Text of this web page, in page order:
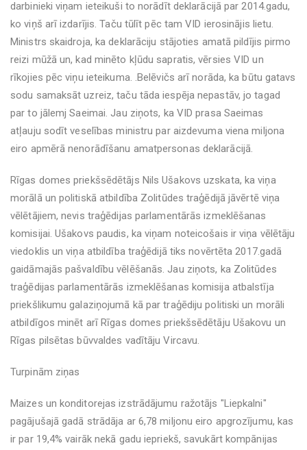
darbinieki viņam ieteikuši to norādīt deklarācijā par 2014.gadu,
ko viņš arī izdarījis. Taču tūlīt pēc tam VID ierosinājis lietu.
Ministrs skaidroja, ka deklarāciju stājoties amatā pildījis pirmo
reizi mūžā un, kad minēto kļūdu sapratis, vērsies VID un
rīkojies pēc viņu ieteikuma. .Belēvičs arī norāda, ka būtu gatavs
sodu samaksāt uzreiz, taču tāda iespēja nepastāv, jo tagad
par to jālemj Saeimai. Jau ziņots, ka VID prasa Saeimas
atļauju sodīt veselības ministru par aizdevuma viena miljona
eiro apmērā nenorādīšanu amatpersonas deklarācijā.
Rīgas domes priekšsēdētājs Nils Ušakovs uzskata, ka viņa
morālā un politiskā atbildība Zolitūdes traģēdijā jāvērtē viņa
vēlētājiem, nevis traģēdijas parlamentārās izmeklēšanas
komisijai. Ušakovs paudis, ka viņam noteicošais ir viņa vēlētāju
viedoklis un viņa atbildība traģēdijā tiks novērtēta 2017.gadā
gaidāmajās pašvaldību vēlēšanās. Jau ziņots, ka Zolitūdes
traģēdijas parlamentārās izmeklēšanas komisija atbalstīja
priekšlikumu galaziņojumā kā par traģēdiju politiski un morāli
atbildīgos minēt arī Rīgas domes priekšsēdētāju Ušakovu un
Rīgas pilsētas būvvaldes vadītāju Vircavu.
Turpinām ziņas
Maizes un konditorejas izstrādājumu ražotājs "Liepkalni"
pagājušajā gadā strādāja ar 6,78 miljonu eiro apgrozījumu, kas
ir par 19,4% vairāk nekā gadu iepriekš, savukārt kompānijas